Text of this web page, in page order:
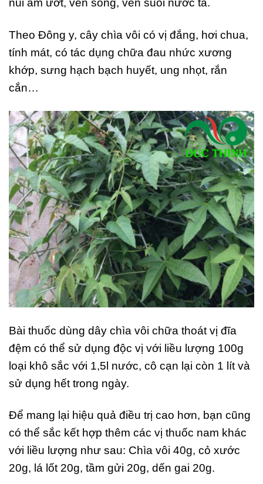
núi ẩm ướt, ven sông, ven suối nước ta.
Theo Đông y, cây chìa vôi có vị đắng, hơi chua,
tính mát, có tác dụng chữa đau nhức xương
khớp, sưng hạch bạch huyết, ung nhọt, rắn
cắn…
Bài thuốc dùng dây chìa vôi chữa thoát vị đĩa
đệm có thể sử dụng độc vị với liều lượng 100g
loại khô sắc với 1,5l nước, cô cạn lại còn 1 lít và
sử dụng hết trong ngày.
Để mang lại hiệu quả điều trị cao hơn, bạn cũng
có thể sắc kết hợp thêm các vị thuốc nam khác
với liều lượng như sau: Chìa vôi 40g, cỏ xước
20g, lá lốt 20g, tầm gửi 20g, dến gai 20g.